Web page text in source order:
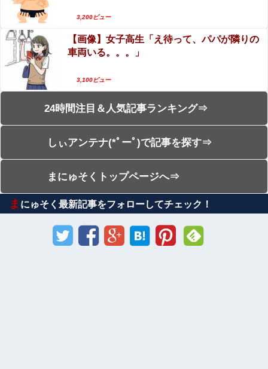
3,200ビュー
【画像】女子高生「え待って、パパが隣りの
車両いる。。。」
3,100ビュー
24時間注目＆人気記事ランキング⇒
しぃアンテナ(*ﾟーﾟ)で記事を探す⇒
まにゅそくトップページへ⇒
ま にゅそく最新記事をフォローしてチェック！